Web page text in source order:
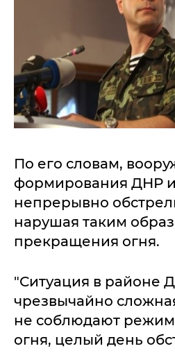
По его словам,
формирования ДНР
непрерывно
нарушая таким
прекращения огня.
"Ситуация в районе
чрезвычайно
не соблюдают
огня, целый день